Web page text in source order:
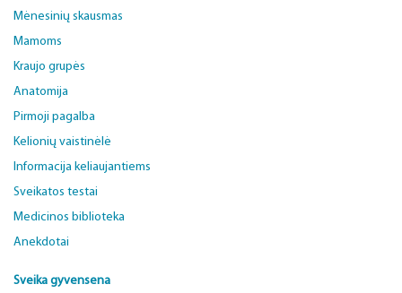
Mėnesinių skausmas
Mamoms
Kraujo grupės
Anatomija
Pirmoji pagalba
Kelionių vaistinėlė
Informacija keliaujantiems
Sveikatos testai
Medicinos biblioteka
Anekdotai
Sveika gyvensena